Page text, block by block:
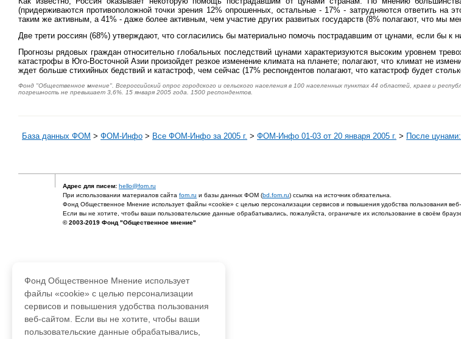
(придерживаются противоположной точки зрения 12% опрошенных, остальные - 17% - затрудняются ответить на
таким же активным, а 41% - даже более активным, чем участие других развитых государств (8% полагают, что мы
Две трети россиян (68%) утверждают, что согласились бы материально помочь пострадавшим от цунами, если бы к
Прогнозы рядовых граждан относительно глобальных последствий цунами характеризуются высоким уровнем
катастрофы в Юго-Восточной Азии произойдет резкое изменение климата на планете; полагают, что климат не
ждет больше стихийных бедствий и катастроф, чем сейчас (17% респондентов полагают, что катастроф будет
Фонд "Общественное мнение". Всероссийский опрос городского и сельского населения в 100 населенных пунктах 44 областей, краев и
погрешность не превышает 3,6%. 15 января 2005 года. 1500 респондентов.
База данных ФОМ > ФOM-Инфо > Все ФОМ-Инфо за 2005 г. > ФОМ-Инфо 01-03 от 20 января 2005 г. > После
Адрес для писем: hello@fom.ru
При использовании материалов сайта fom.ru и базы данных ФОМ (bd.fom.ru) ссылка на источник обязательна.
Фонд Общественное Мнение использует файлы «cookie» с целью персонализации сервисов и повышения удобства пользования веб-
Если вы не хотите, чтобы ваши пользовательские данные обрабатывались, пожалуйста, ограничьте их использование в своём
© 2003-2019 Фонд "Общественное мнение"
Фонд Общественное Мнение использует
файлы «cookie» с целью персонализации
сервисов и повышения удобства пользования
веб-сайтом. Если вы не хотите, чтобы ваши
пользовательские данные обрабатывались,